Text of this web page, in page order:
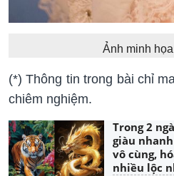
Ảnh minh
(*) Thông tin trong bài chỉ
chiêm nghiệm.
Trong 2
giàu
vô cùng,
nhiều lộc